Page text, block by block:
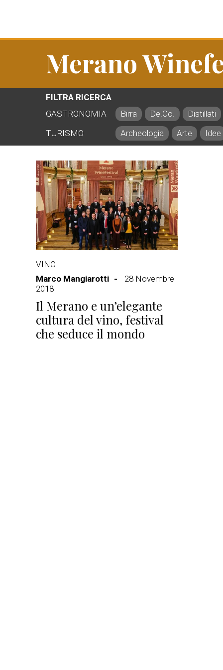
Merano
FILTRA RICERCA
GASTRONOMIA
Birra De.Co.
Distillati
TURISMO
Archeologia Arte Idee
VINO
Marco Mangiarotti
28 Novembre
2018
Il Merano e un’elegante
cultura del vino, festival
che seduce il mondo